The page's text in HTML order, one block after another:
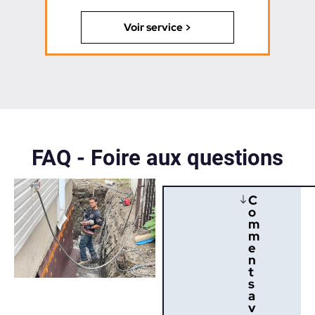
Voir service >
FAQ - Foire aux questions​
C
o
m
m
e
n
t
s
a
v